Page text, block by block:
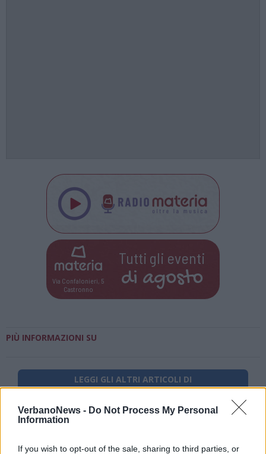
VerbanoNews - Do Not Process My Personal
Information
If you wish to opt-out of the sale, sharing to third parties, or
Via Confalonieri, 5
Castronno
Tutti gli eventi
di agosto
PIÙ INFORMAZIONI SU
LEGGI GLI ALTRI ARTICOLI DI
LOMBARDIA